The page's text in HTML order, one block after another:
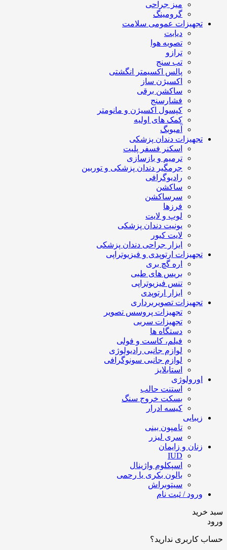
میز جراحی
گرومینگ
تجهیزات عمومی سلامت
دیابت
تصویه هوا
ترازو
تب سنج
پالس اکسیمتر انگشتی
اکسیژن ساز
ساکشن برقی
فشارسنج
کپسول اکسیژن و مانومتر
کمک های اولیه
آمبوبگ
تجهیزات دندان پزشکی
اسکنر فسفر پلیت
ترمیم و بازسازی
جرمگیر دندان پزشکی و توربین
رادیوگرافی
ساکشن
سرساکشن
فرزها
لوپ و لایت
یونیت دندان پزشکی
لایت کیور
ابزار جراحی دندان پزشکی
تجهیزات ارتوپدی و فیزیوتراپی
اره گچ بری
بریس های طبی
تنس فیزیوتراپی
ابزار ارتوپدی
تجهیزات تصویربرداری
تجهیزات پروسس تصویر
تجهیزات سربی
دستگاه ها
فیلم، کاست و فولی
لوازم جانبی رادیولوژی
لوازم جانبی سونوگرافی
استابلایز
اورولوژی
استنت حالب
بسکت خروج سنگ
کیسه ادرار
زیبایی
تامپون بینی
سری لیزر
زنان و زایمان
IUD
اسپکلوم واژینال
بالون بکری یا رحمی
سیتوبراش
ورود / ثبت نام
سبد خرید
ورود
حساب کاربری ندارید؟